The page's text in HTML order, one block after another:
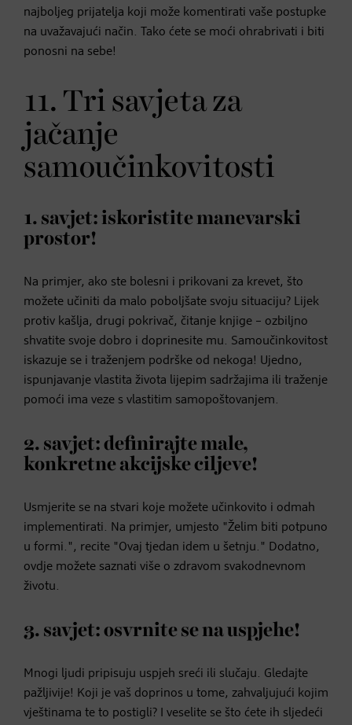
najboljeg prijatelja koji može komentirati vaše postupke
na uvažavajući način. Tako ćete se moći ohrabrivati i biti
ponosni na sebe!
11. Tri savjeta za
jačanje
samoučinkovitosti
1. savjet: iskoristite manevarski
prostor!
Na primjer, ako ste bolesni i prikovani za krevet, što
možete učiniti da malo poboljšate svoju situaciju? Lijek
protiv kašlja, drugi pokrivač, čitanje knjige – ozbiljno
shvatite svoje dobro i doprinesite mu. Samoučinkovitost
iskazuje se i traženjem podrške od nekoga! Ujedno,
ispunjavanje vlastita života lijepim sadržajima ili traženje
pomoći ima veze s vlastitim samopoštovanjem.
2. savjet: definirajte male,
konkretne akcijske ciljeve!
Usmjerite se na stvari koje možete učinkovito i odmah
implementirati. Na primjer, umjesto "Želim biti potpuno
u formi.", recite "Ovaj tjedan idem u šetnju." Dodatno,
ovdje možete saznati više o zdravom svakodnevnom
životu.
3. savjet: osvrnite se na uspjehe!
Mnogi ljudi pripisuju uspjeh sreći ili slučaju. Gledajte
pažljivije! Koji je vaš doprinos u tome, zahvaljujući kojim
vještinama te to postigli? I veselite se što ćete ih sljedeći